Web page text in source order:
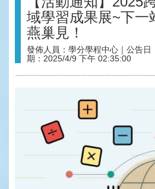
域學習成果展~下一
燕巢見！
發佈人員： 學分學程中心 ｜公告日
期： 2025/4/9 下午 02:35:00